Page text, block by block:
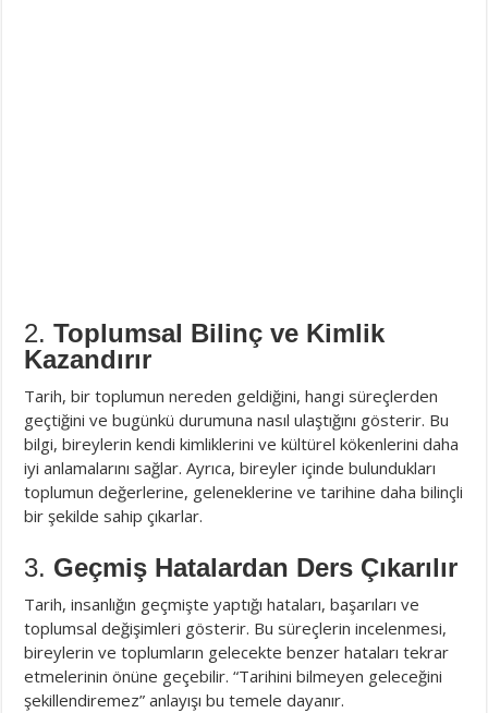
2.Toplumsal Bilinç ve Kimlik
Kazandırır
Tarih, bir toplumun nereden geldiğini, hangi süreçlerden
geçtiğini ve bugünkü durumuna nasıl ulaştığını gösterir. Bu
bilgi, bireylerin kendi kimliklerini ve kültürel kökenlerini daha
iyi anlamalarını sağlar. Ayrıca, bireyler içinde bulundukları
toplumun değerlerine, geleneklerine ve tarihine daha bilinçli
bir şekilde sahip çıkarlar.
3. Geçmiş Hatalardan Ders Çıkarılır
Tarih, insanlığın geçmişte yaptığı hataları, başarıları ve
toplumsal değişimleri gösterir. Bu süreçlerin incelenmesi,
bireylerin ve toplumların gelecekte benzer hataları tekrar
etmelerinin önüne geçebilir. “Tarihini bilmeyen geleceğini
şekillendiremez” anlayışı bu temele dayanır.